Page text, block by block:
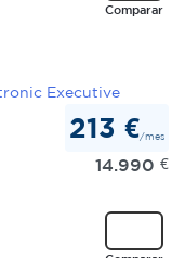
Comparar
213 €/mes
14.990 €